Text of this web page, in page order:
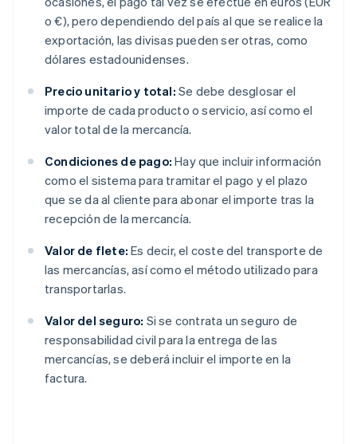
o €), pero dependiendo del país al que se realice la
exportación, las divisas pueden ser otras, como
dólares estadounidenses.
Precio unitario y total: Se debe desglosar el
importe de cada producto o servicio, así como el
valor total de la mercancía.
Condiciones de pago: Hay que incluir información
como el sistema para tramitar el pago y el plazo
que se da al cliente para abonar el importe tras la
recepción de la mercancía.
Valor de flete: Es decir, el coste del transporte de
las mercancías, así como el método utilizado para
transportarlas.
Valor del seguro: Si se contrata un seguro de
responsabilidad civil para la entrega de las
mercancías, se deberá incluir el importe en la
factura.